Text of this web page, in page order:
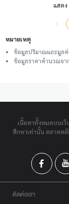
แสดง
หมายเหตุ
ข้อมูลปริมาณและมูล
ข้อมูลราคาคำนวณจา
เนื้อหาทั้งหมดบนเ
ศึกษาเท่านั้น ตลาดห
ติดต่อเรา